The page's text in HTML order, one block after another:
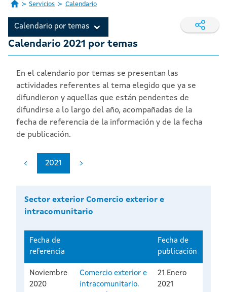
Servicios Calendario
Calendario por temas
Calendario 2021 por temas
En el calendario por temas se presentan las
actividades referentes al tema elegido que ya se
difundieron y aquellas que están pendentes de
difundirse a lo largo del año, acompañadas de la
fecha de referencia de la información y de la fecha
de publicación.
2021
Sector exterior Comercio exterior e
intracomunitario
Fecha de
referencia
Fecha de
publicación
Noviembre
2020
Comercio exterior e
intracomunitario.
21 Enero
2021